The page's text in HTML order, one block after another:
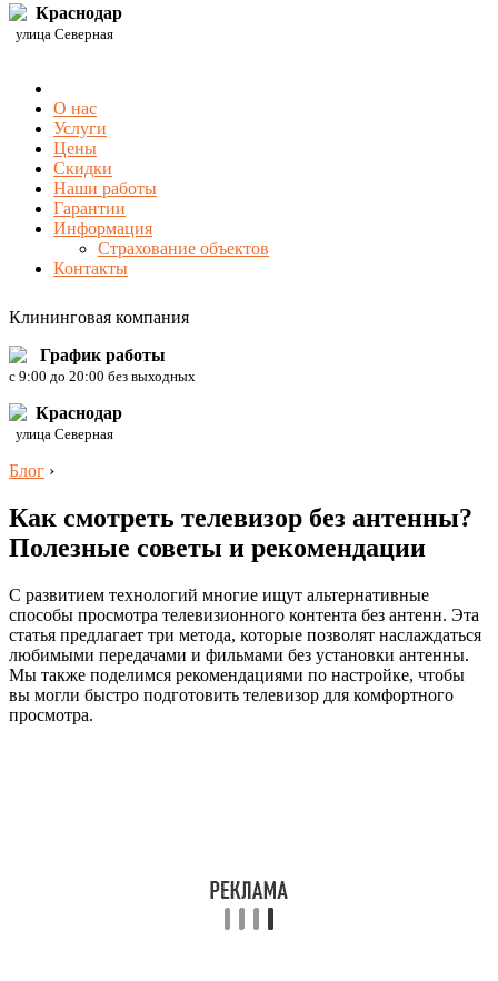
Краснодар
улица Северная
О нас
Услуги
Цены
Скидки
Наши работы
Гарантии
Информация
Страхование объектов
Контакты
Клининговая компания
График работы
c 9:00 до 20:00 без выходных
Краснодар
улица Северная
Блог ›
Как смотреть телевизор без антенны?
Полезные советы и рекомендации
С развитием технологий многие ищут альтернативные
способы просмотра телевизионного контента без антенн. Эта
статья предлагает три метода, которые позволят наслаждаться
любимыми передачами и фильмами без установки антенны.
Мы также поделимся рекомендациями по настройке, чтобы
вы могли быстро подготовить телевизор для комфортного
просмотра.